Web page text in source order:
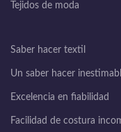
Tejidos de moda
Saber hacer textil
Un saber hacer
Excelencia en fiabilidad
Facilidad de costura